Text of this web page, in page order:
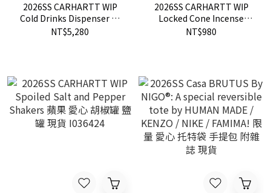
2026SS CARHARTT WIP
Cold Drinks Dispenser 陶
瓷 卡車 裝飾 I036421
NT$5,280
2026SS CARHARTT WIP
Locked Cone Incense
Holder 塔香座 菸灰缸 線香
NT$980